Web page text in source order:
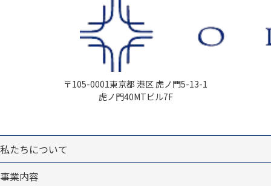
〒105-0001東京都 港区 虎ノ門5-13-1
虎ノ門40MTビル7F
私たちについて
事業内容